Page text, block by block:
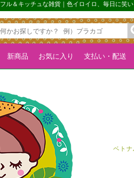
*}>
ル＆キッチュな雑貨｜色イロイロ、毎日に笑
新商品 お気に入り 支払い・配送
ベトナ